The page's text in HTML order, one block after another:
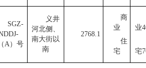
SGZ-
-
A） 号
义井
河北侧、
南大街以
南
2768.1
商
业
住
宅
业
宅